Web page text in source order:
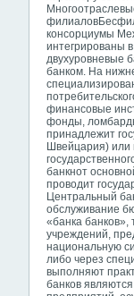
консорциумы
интегрированы
двухуровневые
банком. На
финансовые
фонды,
принадлежит
Швейцария) или
банкнот
проводит
Центральный
обслуживание
«банка банков»,
учреждений,
национальную
либо через
выполняют
банков